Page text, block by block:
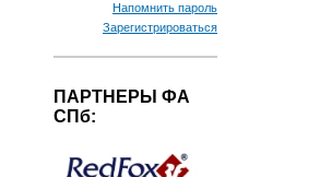
Напомнить пароль
Зарегистрироваться
ПАРТНЕРЫ ФА
СПб: